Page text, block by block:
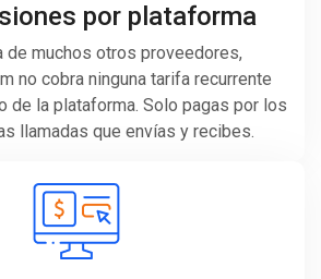
por plataforma
de muchos otros proveedores,
no cobra ninguna tarifa recurrente
de la plataforma. Solo pagas por los
llamadas que envías y recibes.